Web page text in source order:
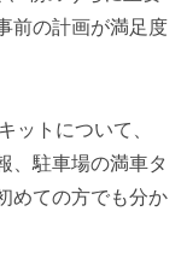
前の計画が満足度
ットについて、
、駐車場の満車タ
めての方でも分か